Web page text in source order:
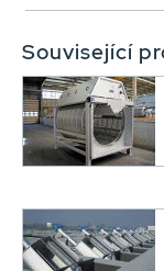
Související